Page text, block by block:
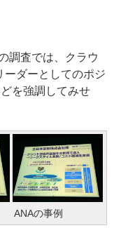
調査では、クラウ
ーダーとしてのポジ
を強調してみせ
ANAの事例